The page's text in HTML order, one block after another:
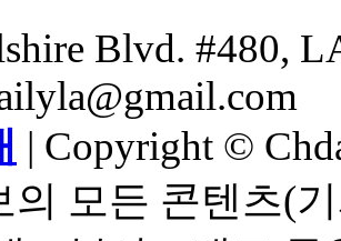
Blvd. #480,
| Copyright ©
의 모든 콘텐츠(